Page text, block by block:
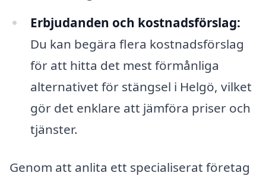
Erbjudanden och kostnadsförslag:
Du kan begära flera kostnadsförslag
för att hitta det mest förmånliga
alternativet för stängsel i Helgö, vilket
gör det enklare att jämföra priser och
tjänster.
Genom att anlita ett specialiserat företag